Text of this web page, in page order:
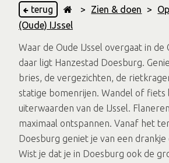
terug > Zien & doen >
(Oude) IJssel
Waar de Oude IJssel overgaat in de
daar ligt Hanzestad Doesburg.
bries, de vergezichten, de
statige bomenrijen. Wandel of fiets
uiterwaarden van de IJssel.
maximaal ontspannen. Vanaf het
Doesburg geniet je van een
Wist je dat je in Doesburg ook de